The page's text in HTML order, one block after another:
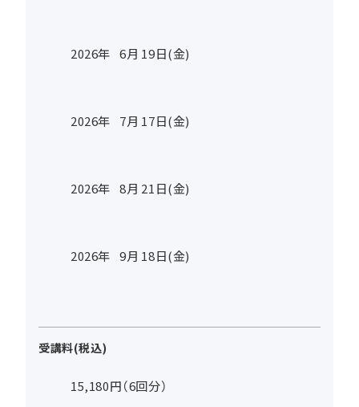
2026年 6月 19日(金)
2026年 7月 17日(金)
2026年 8月 21日(金)
2026年 9月 18日(金)
受講料(税込)
15,180円（6回分）